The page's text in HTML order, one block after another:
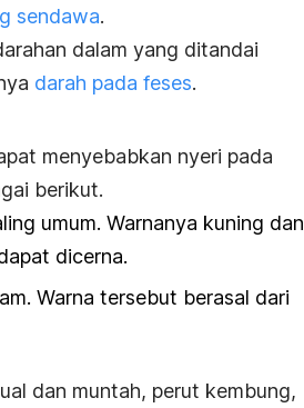
sendawa.
dalam yang ditandai
darah pada feses.
menyebabkan nyeri pada
berikut.
umum. Warnanya kuning dan
dicerna.
Warna tersebut berasal dari
dan muntah, perut kembung,